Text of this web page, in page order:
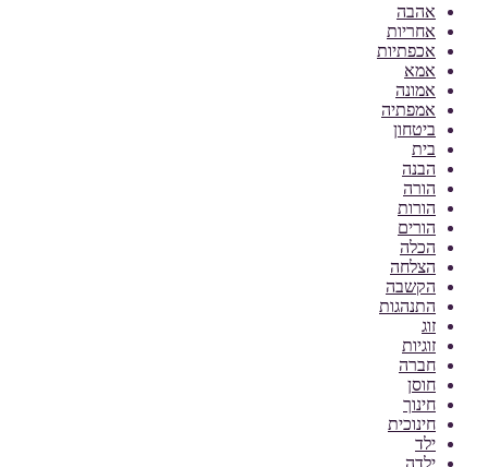
אהבה
אחריות
אכפתיות
אמא
אמונה
אמפתיה
ביטחון
בית
הבנה
הורה
הורות
הורים
הכלה
הצלחה
הקשבה
התנהגות
זוג
זוגיות
חברה
חוסן
חינוך
חינוכית
ילד
ילדה